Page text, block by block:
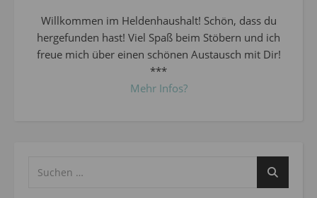
Willkommen im Heldenhaushalt! Schön, dass du
hergefunden hast! Viel Spaß beim Stöbern und ich
freue mich über einen schönen Austausch mit Dir!
***
Mehr Infos?